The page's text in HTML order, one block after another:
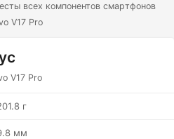
всех компонентов смартфонов
V17 Pro
V17 Pro
г
мм